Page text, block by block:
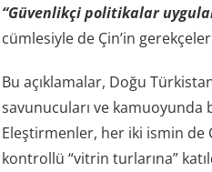
“Güvenlikçi politikalar
cümlesiyle de Çin’in
Bu açıklamalar, Doğu
savunucuları ve kamuoyunda
Eleştirmenler, her iki ismin de
kontrollü “vitrin turlarına”